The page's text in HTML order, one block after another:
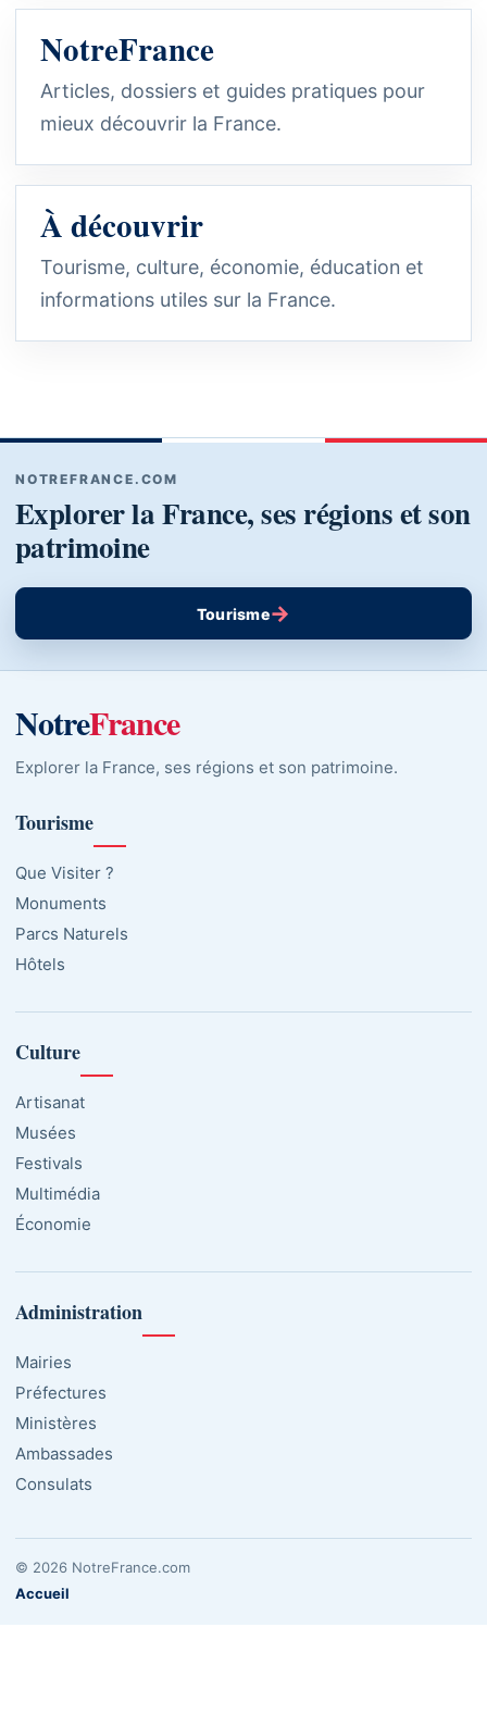
NotreFrance
Articles, dossiers et guides pratiques pour
mieux découvrir la France.
À découvrir
Tourisme, culture, économie, éducation et
informations utiles sur la France.
NOTREFRANCE.COM
Explorer la France, ses régions et son
patrimoine
Tourisme→
NotreFrance
Explorer la France, ses régions et son patrimoine.
Tourisme
Que Visiter ?
Monuments
Parcs Naturels
Hôtels
Culture
Artisanat
Musées
Festivals
Multimédia
Économie
Administration
Mairies
Préfectures
Ministères
Ambassades
Consulats
© 2026 NotreFrance.com
Accueil